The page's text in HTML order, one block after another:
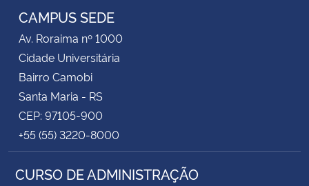
CAMPUS SEDE
Av. Roraima nº 1000
Cidade Universitária
Bairro Camobi
Santa Maria - RS
CEP: 97105-900
+55 (55) 3220-8000
CURSO DE ADMINISTRAÇÃO